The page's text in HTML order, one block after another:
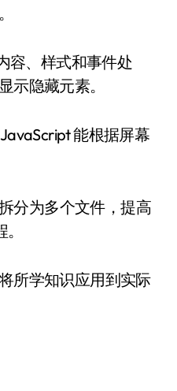
容、样式和事件处
隐藏元素。
能根据屏幕
分为多个文件，提高
所学知识应用到实际